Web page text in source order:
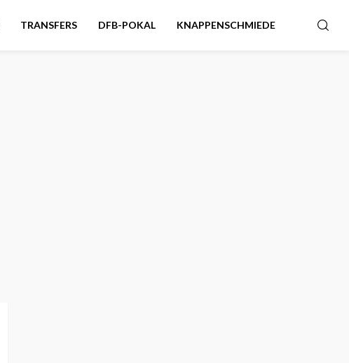
TRANSFERS DFB-POKAL KNAPPENSCHMIEDE